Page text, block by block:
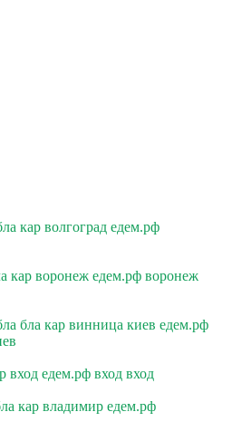
кар волгоград едем.рф
кар воронеж едем.рф воронеж
бла кар винница киев едем.рф
вход едем.рф вход вход
кар владимир едем.рф